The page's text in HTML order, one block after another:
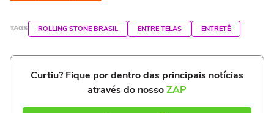
TAGS ROLLING STONE BRASIL ENTRE TELAS ENTRETÊ
Curtiu? Fique por dentro das principais notícias
através do nossoZAP